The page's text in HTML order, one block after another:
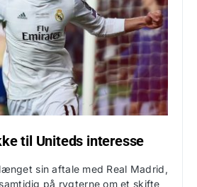
til Uniteds interesse
sin aftale med Real Madrid,
på rygterne om et skifte